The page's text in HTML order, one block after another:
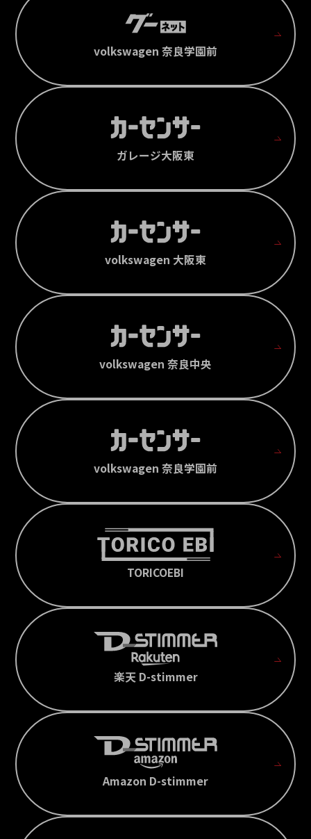
volkswagen 奈良学園前
ガレージ大阪東
volkswagen 大阪東
volkswagen 奈良中央
volkswagen 奈良学園前
TORICOEBI
楽天 D-stimmer
Amazon D-stimmer